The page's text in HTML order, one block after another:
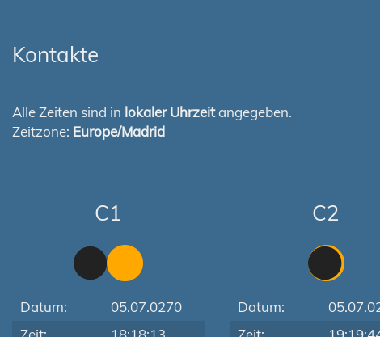
Kontakte
Alle Zeiten sind in lokaler Uhrzeitangegeben.
Zeitzone: Europe/Madrid
C1
Datum:
05.07.0270
C2
Datum: